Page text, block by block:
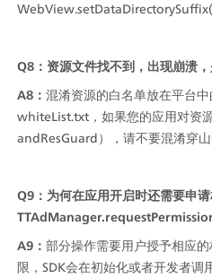
Q8：资源文件找不到，出现崩溃
A8：混淆资源的白名单放在平台
whiteList.txt，如果您的应用对资
andResGuard），请不要混淆穿山
Q9：为何在应用开启时还需要申
A9：部分操作需要用户授予相应
限，SDK会在初始化或者开发者调